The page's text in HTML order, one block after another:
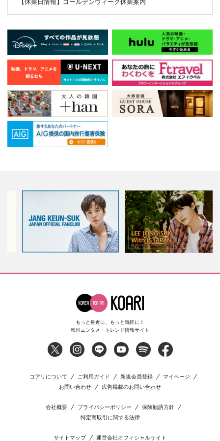
【休業日情報】ゴールデンウィーク休業案内
もっと身近に、もっと気軽に！
韓国エンタメ・トレンド情報サイト
コアリについて ご利用ガイド 新規会員登録
マイページ
お問い合わせ
広告掲載のお問い合わせ
会社概要 プライバシーポリシー
保険勧誘方針
特定商取引に関する法律
サイトマップ 運営会社オフィシャルサイト